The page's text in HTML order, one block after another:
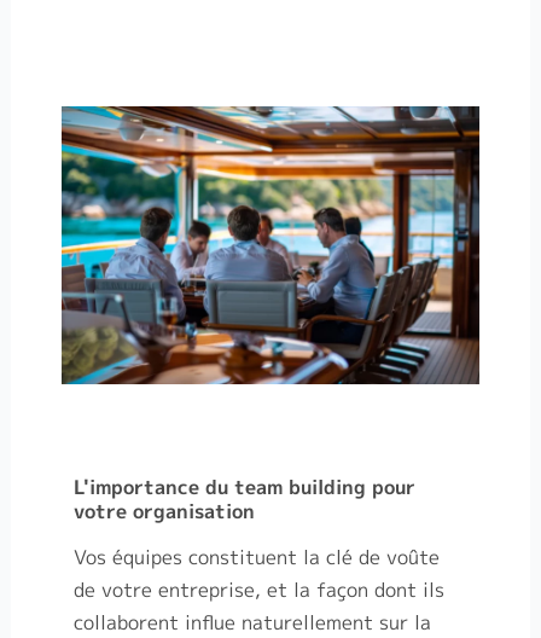
L'importance du team building pour
votre organisation
Vos équipes constituent la clé de voûte
de votre entreprise, et la façon dont ils
collaborent influe naturellement sur la